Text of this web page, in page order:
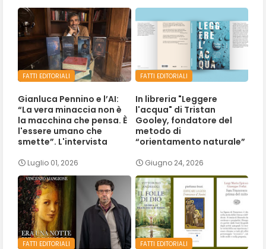
FATTI EDITORIALI
Gianluca Pennino e l’AI:
“La vera minaccia non è
la macchina che pensa. È
l'essere umano che
smette”. L'intervista
Luglio 01, 2026
FATTI EDITORIALI
In libreria "Leggere
l'acqua" di Tristan
Gooley, fondatore del
metodo di
“orientamento naturale”
Giugno 24, 2026
FATTI EDITORIALI FATTI EDITORIALI